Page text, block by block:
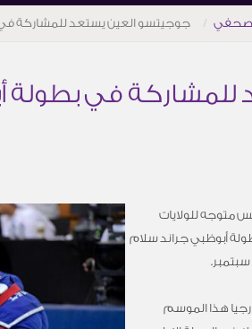
جوجيتسو العين يستعد للمشاركة
في بطولة
متوجه للولايات
أبوظبي جراند سلام
هذا الموسم